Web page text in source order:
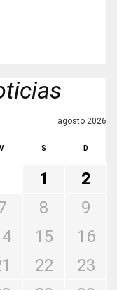
agosto 2026
V S D
1
2
8
9
15
16
22
23